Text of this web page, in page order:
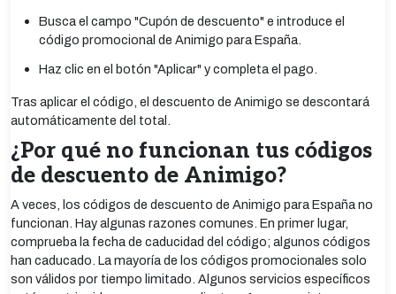
Busca el campo "Cupón de descuento" e introduce el
código promocional de Animigo para España.
Haz clic en el botón "Aplicar" y completa el pago.
Tras aplicar el código, el descuento de Animigo se descontará
automáticamente del total.
¿Por qué no funcionan tus códigos
de descuento de Animigo?
A veces, los códigos de descuento de Animigo para España no
funcionan. Hay algunas razones comunes. En primer lugar,
comprueba la fecha de caducidad del código; algunos códigos
han caducado. La mayoría de los códigos promocionales solo
son válidos por tiempo limitado. Algunos servicios específicos